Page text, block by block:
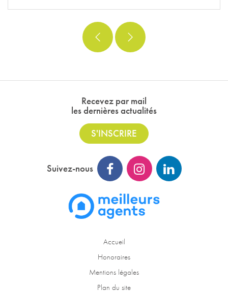
Recevez par mail
les dernières actualités
S'INSCRIRE
Suivez-nous
Accueil
Honoraires
Mentions légales
Plan du site